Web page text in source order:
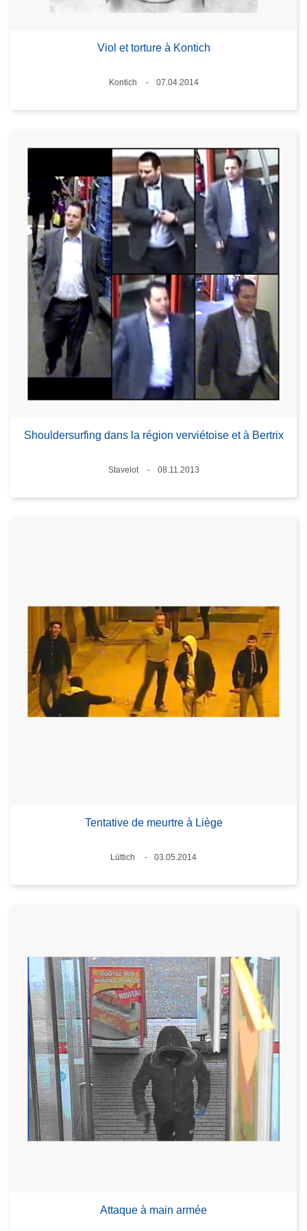
Viol et torture à Kontich
Standort
Kontich
07.04.2014
Shouldersurfing dans la région verviétoise et à Bertrix
Standort
Stavelot
08.11.2013
Tentative de meurtre à Liège
Standort
Lüttich
03.05.2014
Attaque à main armée